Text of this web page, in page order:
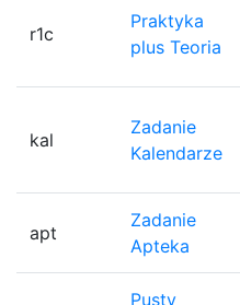
r1c
Praktyka
plus Teoria
kal
Zadanie
Kalendarze
apt
Zadanie
Apteka
Pusty